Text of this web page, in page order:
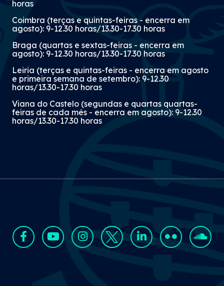
horas
Coimbra (terças e quintas-feiras - encerra em
agosto): 9-12.30 horas/13.30-17.30 horas
Braga (quartas e sextas-feiras - encerra em
agosto): 9-12.30 horas/13.30-17.30 horas
Leiria (terças e quintas-feiras - encerra em agosto
e primeira semana de setembro): 9-12.30
horas/13.30-17.30 horas
Viana do Castelo (segundas e quartas quartas-
feiras de cada mês - encerra em agosto): 9-12.30
horas/13.30-17.30 horas